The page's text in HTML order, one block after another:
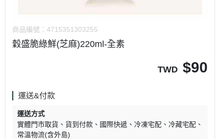
商品編號： 4715351303255
穀盛脆綠鮮(芝麻)220ml-全素
TWD $90
運送&付款
運送方式
實體門市取貨
貨到付款 國際快遞 冷凍宅配
冷藏宅配
常溫物流(含外島)